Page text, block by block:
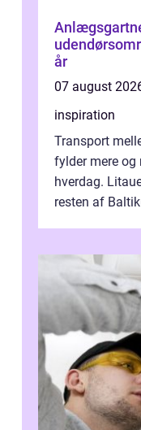
Anlægsgartner vejle
år
07 august
inspiration
Transport
fylder mere og
hverdag.
resten af